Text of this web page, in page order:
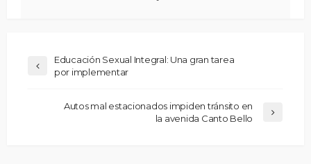
Educación Sexual Integral: Una gran tarea
por implementar
Autos mal estacionados impiden tránsito en
la avenida Canto Bello